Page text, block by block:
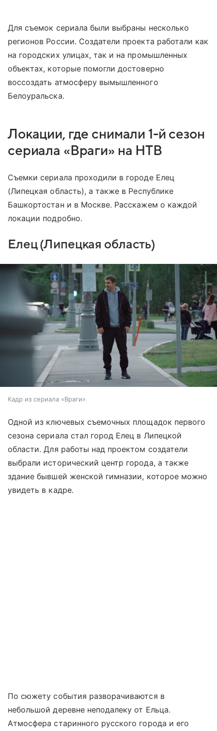
Для съемок сериала были выбраны несколько
регионов России. Создатели проекта работали как
на городских улицах, так и на промышленных
объектах, которые помогли достоверно
воссоздать атмосферу вымышленного
Белоуральска.
Локации, где снимали 1-й сезон
сериала «Враги» на НТВ
Съемки сериала проходили в городе Елец
(Липецкая область), а также в Республике
Башкортостан и в Москве. Расскажем о каждой
локации подробно.
Елец (Липецкая область)
Кадр из сериала «Враги»
Одной из ключевых съемочных площадок первого
сезона сериала стал город Елец в Липецкой
области. Для работы над проектом создатели
выбрали исторический центр города, а также
здание бывшей женской гимназии, которое можно
увидеть в кадре.
По сюжету события разворачиваются в
небольшой деревне неподалеку от Ельца.
Атмосфера старинного русского города и его